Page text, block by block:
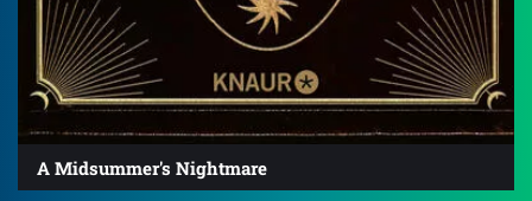
A Midsummer's Nightmare